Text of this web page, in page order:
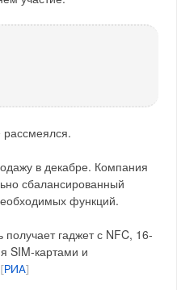
рассмеялся.
в декабре. Компания
сбалансированный
функций.
гаджет с NFC, 16-
SIM-картами и
РИА